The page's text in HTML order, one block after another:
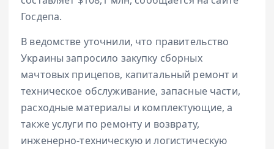
Госдепа.
В ведомстве уточнили, что правительство
Украины запросило закупку сборных
мачтовых прицепов, капитальный ремонт и
техническое обслуживание, запасные части,
расходные материалы и комплектующие, а
также услуги по ремонту и возврату,
инженерно-техническую и логистическую